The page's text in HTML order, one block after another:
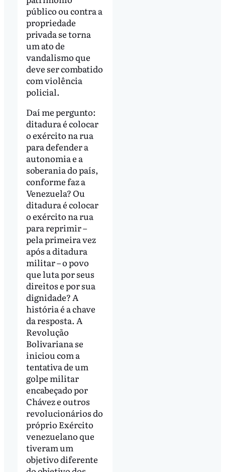
público ou contra a
propriedade
privada se torna
um ato de
vandalismo que
deve ser combatido
com violência
policial.
Daí me pergunto:
ditadura é colocar
o exército na rua
para defender a
autonomia e a
soberania do país,
conforme faz a
Venezuela? Ou
ditadura é colocar
o exército na rua
para reprimir –
pela primeira vez
após a ditadura
militar – o povo
que luta por seus
direitos e por sua
dignidade? A
história é a chave
da resposta. A
Revolução
Bolivariana se
iniciou com a
tentativa de um
golpe militar
encabeçado por
Chávez e outros
revolucionários do
próprio Exército
venezuelano que
tiveram um
objetivo diferente